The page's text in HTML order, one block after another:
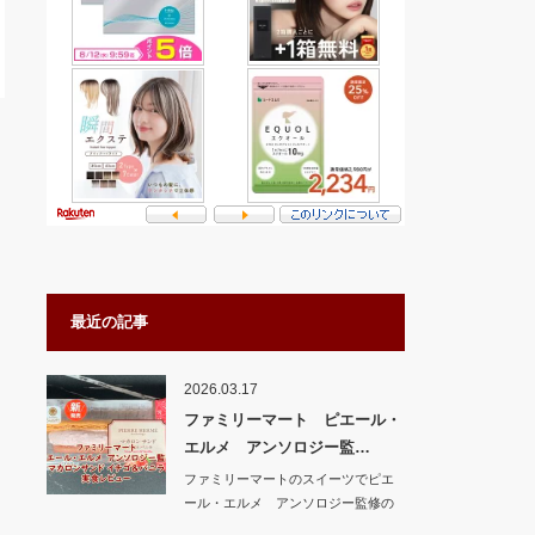
最近の記事
2026.03.17
ファミリーマート ピエール・
エルメ アンソロジー監…
ファミリーマートのスイーツでピエ
ール・エルメ アンソロジー監修の